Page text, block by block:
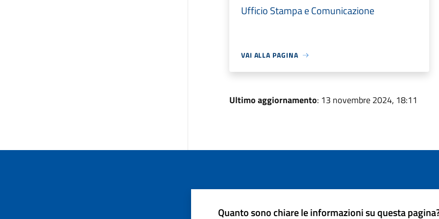
Ufficio Stampa e Comunicazione
VAI ALLA PAGINA
Ultimo aggiornamento: 13 novembre 2024, 18:11
Quanto sono chiare le informazioni su questa